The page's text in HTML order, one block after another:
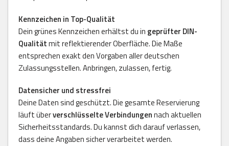
Kennzeichen in Top-Qualität
Dein grünes Kennzeichen erhältst du in geprüfter DIN-
Qualitätmit reflektierender Oberfläche. Die Maße
entsprechen exakt den Vorgaben aller deutschen
Zulassungsstellen. Anbringen, zulassen, fertig.
Datensicher und stressfrei
Deine Daten sind geschützt. Die gesamte Reservierung
läuft überverschlüsselte Verbindungennach aktuellen
Sicherheitsstandards. Du kannst dich darauf verlassen,
dass deine Angaben sicher verarbeitet werden.